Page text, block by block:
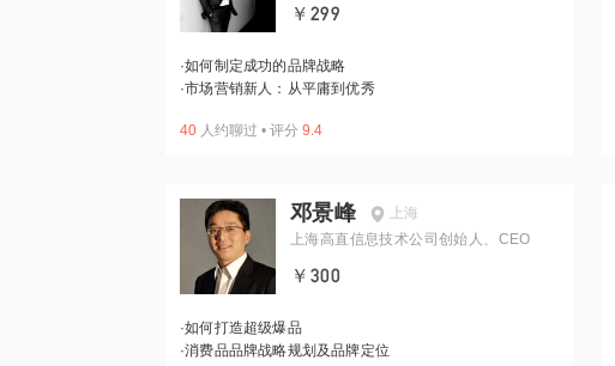
￥299
·如何制定成功的品牌战略
·市场营销新人：从平庸到优秀
40 人约聊过 • 评分 9.4
邓景峰
上海
上海高直信息技术公司创始人、CEO
￥300
·如何打造超级爆品
·消费品品牌战略规划及品牌定位